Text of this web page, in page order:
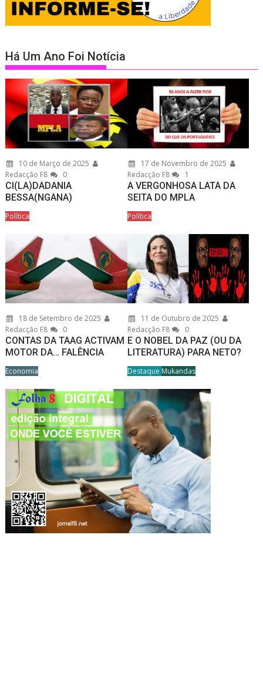
Há Um Ano Foi Notícia
10 de Março de 2025
Redacção F8
0
CI(LA)DADANIA
BESSA(NGANA)
Política
17 de Novembro de 2025
Redacção F8
1
A VERGONHOSA LATA DA
SEITA DO MPLA
Política
18 de Setembro de 2025
Redacção F8
0
CONTAS DA TAAG ACTIVAM
MOTOR DA… FALÊNCIA
Economia
11 de Outubro de 2025
Redacção F8
0
E O NOBEL DA PAZ (OU DA
LITERATURA) PARA NETO?
Destaque Mukandas